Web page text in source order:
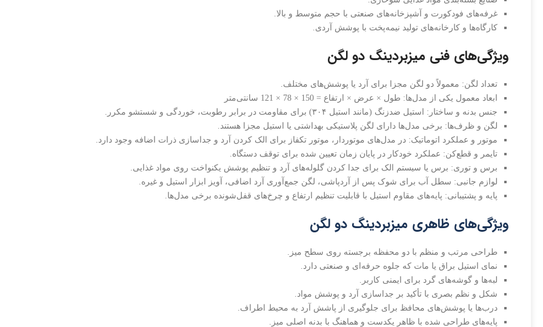
غرفه‌های فودکورت و آشپزخانه‌های صنعتی با حجم متوسط و بالا.
کارگاه‌ها و کارخانه‌های تولید نیمه‌پخت با پوشش آردی.
ویژگی‌های فنی میزبردینگ دو لگن
تعداد لگن: معمولاً دو لگن مجزا برای آرد یا پوشش‌های مختلف.
ابعاد معمول یکی از مدل‌ها: طول × عرض × ارتفاع = 150 × 78 × 121 سانتی‌متر
جنس بدنه و ساختار: استیل ضدزنگ (مانند استیل ۳۰۴) برای مقاومت در برابر رطوبت، خوردگی و شستشو مکرر.
لگن و ظرف‌ها: برخی مدل‌ها دارای لگن پلاستیکی بهداشتی یا استیل مجزا هستند.
موتور و عملکرد اتوماتیک: در مدل‌های موتوردار، موتور تکفاز برای الک کردن آرد و جداسازی ذرات اضافه وجود دارد.
تایمر و قطع‌کن: عملکرد خودکار در پایان زمان تعیین شده برای توقف دستگاه.
برس و توری: برس یا سیستم الک برای جدا کردن گلوله‌های آرد و تنظیم پوشش یکنواخت روی مواد غذایی.
لوازم جانبی: سطل آب برای شوک پس از آردپاشی، لگن جمع‌آوری آرد اضافی، آویز ابزار استیل و غیره.
پایه و پشتیبانی: پایه‌های مقاوم استیل با قابلیت تنظیم ارتفاع و چرخ‌های قفل‌شونده برخی مدل‌ها.
ویژگی‌های ظاهری میزبردینگ دو لگن
طراحی مرتب و منظم با دو محفظه برجسته روی سطح میز.
نمای استیل براق یا مات که جلوه حرفه‌ای و صنعتی دارد.
لبه‌ها و گوشه‌های گرد برای ایمنی کاربر.
شکل و نظم بصری با تأکید بر جداسازی آرد و پوشش مواد.
درب‌ها یا پوشش‌های محافظ برای جلوگیری از پاشش آرد به محیط اطراف.
پایه‌های طراحی شده با ظاهر یکدست و هماهنگ با بدنه اصلی میز.